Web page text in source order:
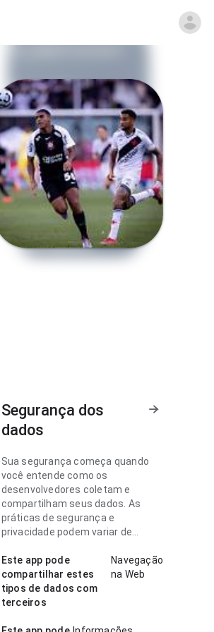
Segurança dos
dados
Sua segurança começa quando
você entende como os
desenvolvedores coletam e
compartilham seus dados. As
práticas de segurança e
privacidade podem variar de
idade.
Este app pode
compartilhar estes
tipos de dados com
terceiros
Navegação
na Web